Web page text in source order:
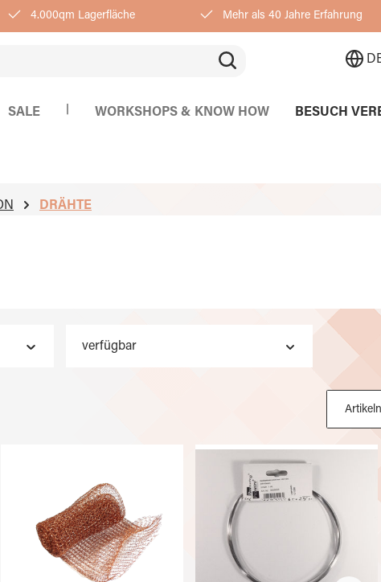
4.000qm Lagerfläche Mehr als 40 Jahre Erfahrung
SALE WORKSHOPS & KNOW HOW BESUCH
DRÄHTE
verfügbar